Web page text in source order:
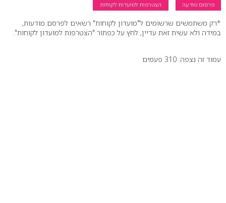
פרסום מודעה הצטרפות למועדות לקוחות
*רק משתמשים שרשומים ל"מועדון לקוחות" רשאים לפרסם מודעות,
במידה ולא עשית זאת עדיין, לחץ על כפתור "הצטרפות למועדון לקוחות".
עמוד זה נצפה: 310 פעמים